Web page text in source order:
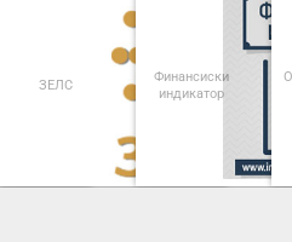
ЗЕЛС
Финансиски
индикатор